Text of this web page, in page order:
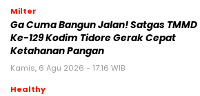
Milter
Ga Cuma Bangun Jalan! Satgas TMMD
Ke-129 Kodim Tidore Gerak Cepat
Ketahanan Pangan
Kamis, 6 Agu 2026 - 17:16 WIB
Healthy